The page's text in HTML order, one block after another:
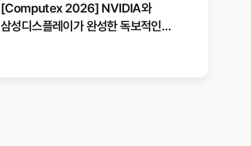
[Computex 2026] NVIDIA와
삼성디스플레이가 완성한 독보적인